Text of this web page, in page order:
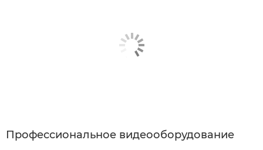
Профессиональное видеооборудование